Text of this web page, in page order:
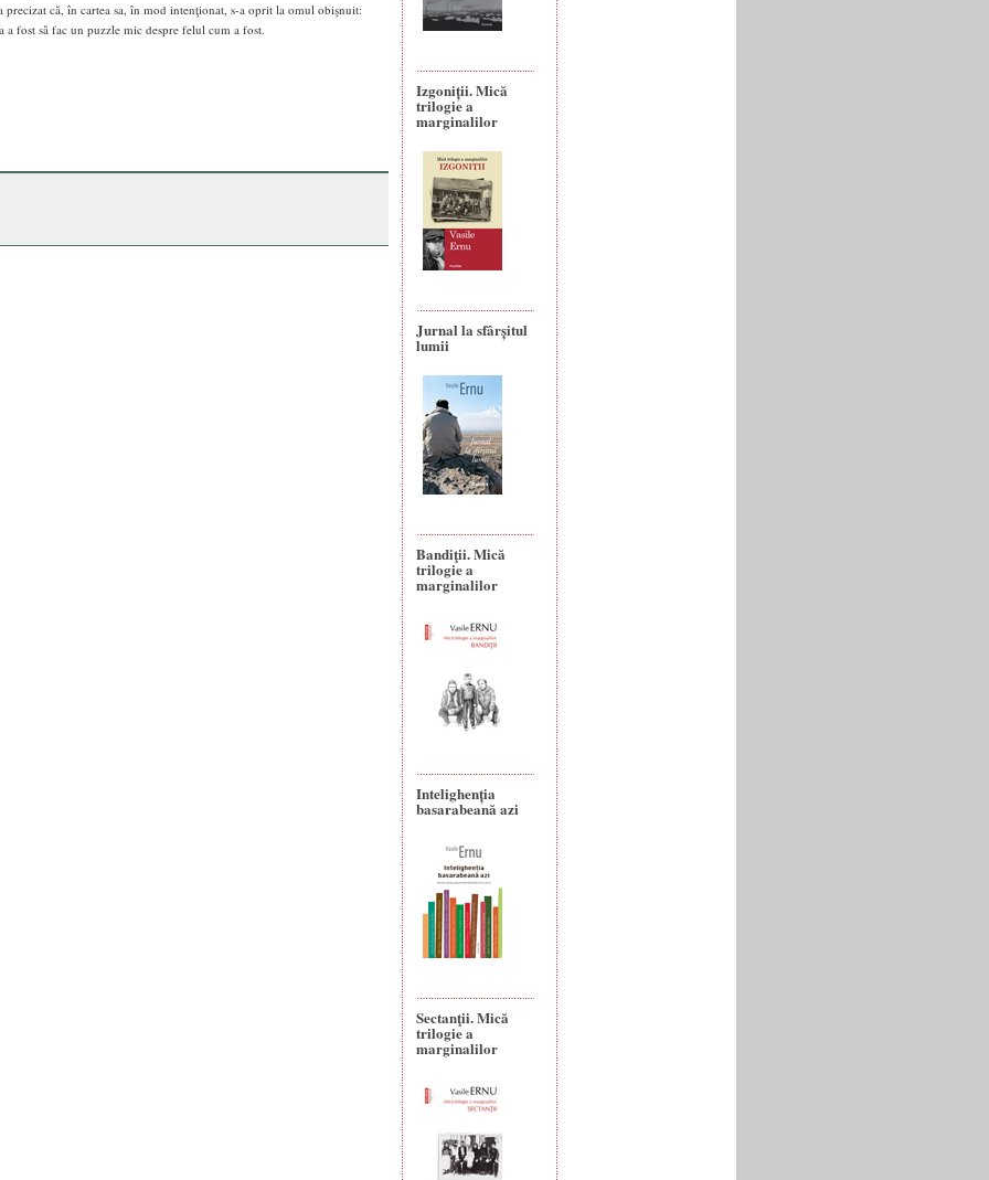
precizat că, în cartea sa, în mod intenţionat, s-a oprit la omul obişnuit:
a fost să fac un puzzle mic despre felul cum a fost.
Izgoniții. Mică
trilogie a
marginalilor
Jurnal la sfârșitul
lumii
Bandiţii. Mică
trilogie a
marginalilor
Intelighenția
basarabeană azi
Sectanţii. Mică
trilogie a
marginalilor